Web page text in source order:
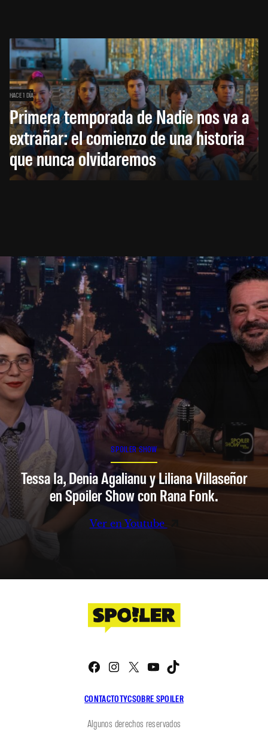
HACE 1 DÍA
Primera temporada de Nadie nos va a
extrañar: el comienzo de una historia
que nunca olvidaremos
SPOILER SHOW
Tessa Ia, Denia Agalianu y Liliana Villaseñor
en Spoiler Show con Rana Fonk.
Ver en Youtube
CONTACTOTYCSOBRE SPOILER
Facebook
Instagram
X YouTube
Algunos derechos reservados